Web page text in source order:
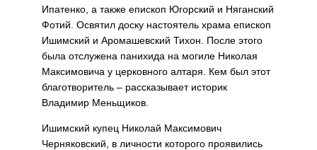
Ипатенко, а также епископ Югорский и Няганский
Фотий. Освятил доску насто­ятель храма епископ
Ишимский и Аромашевский Тихон. После этого
была отслужена панихида на могиле Николая
Максимовича у церковного алтаря. Кем был этот
благотворитель – рассказывает историк
Владимир Меньщиков.
Ишимский купец Николай Максимович
Черняковский, в личности которого проявились